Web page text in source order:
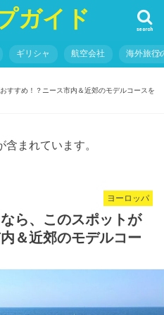
ガイド search
ギリシャ 航空会社 海外旅行
すすめ！？ニース市内＆近郊のモデルコースを
まれています。
ヨーロッパ
ら、このスポットが
＆近郊のモデルコー